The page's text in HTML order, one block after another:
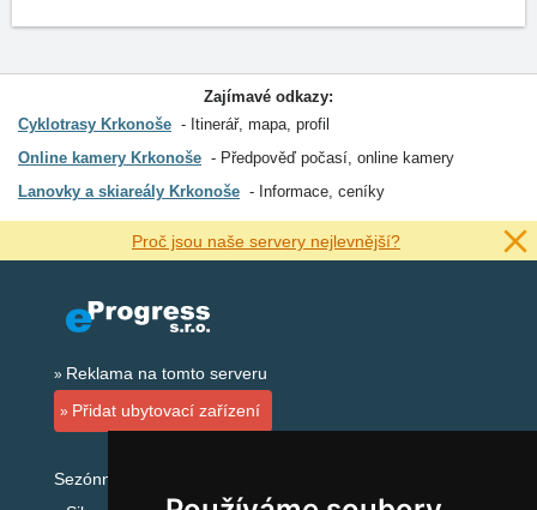
Zajímavé odkazy:
Cyklotrasy Krkonoše
Itinerář, mapa, profil
Online kamery Krkonoše
Předpověď počasí, online kamery
Lanovky a skiareály Krkonoše
Informace, ceníky
Proč jsou naše servery nejlevnější?
Reklama na tomto serveru
Přidat ubytovací zařízení
Sezónní odkazy: